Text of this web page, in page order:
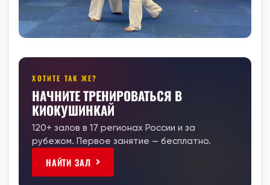
ХОТИТЕ ТАК ЖЕ?
НАЧНИТЕ ТРЕНИРОВАТЬСЯ В
КИОКУШИНКАЙ
120+ залов в 17 регионах России и за
рубежом. Первое занятие — бесплатно.
НАЙТИ ЗАЛ